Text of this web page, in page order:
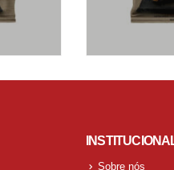
INSTITUCIONAL
Sobre nós